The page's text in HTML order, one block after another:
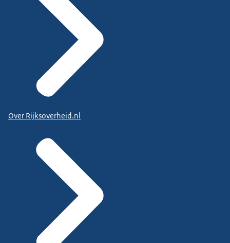
Over Rijksoverheid.nl